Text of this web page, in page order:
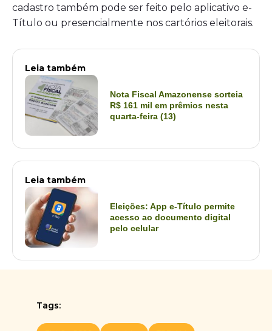
cadastro também pode ser feito pelo aplicativo e-
Título ou presencialmente nos cartórios eleitorais.
Leia também
Nota Fiscal Amazonense sorteia
R$ 161 mil em prêmios nesta
quarta-feira (13)
Leia também
Eleições: App e-Título permite
acesso ao documento digital
pelo celular
Tags: